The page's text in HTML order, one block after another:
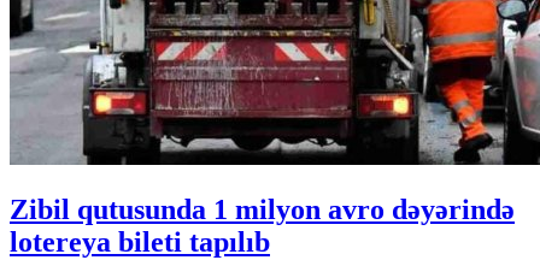
Zibil qutusunda 1 milyon avro dəyərində
lotereya bileti tapılıb